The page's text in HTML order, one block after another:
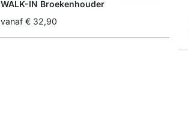
WALK-IN Broekenhouder
vanaf € 32,90